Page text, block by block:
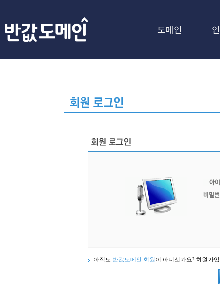
도메인
아직도 반값도메인 회원 이 아니신가요? 회원가